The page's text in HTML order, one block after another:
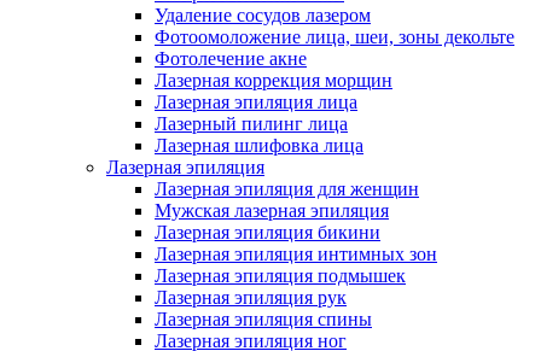
Удаление сосудов лазером
Фотоомоложение лица, шеи, зоны декольте
Фотолечение акне
Лазерная коррекция морщин
Лазерная эпиляция лица
Лазерный пилинг лица
Лазерная шлифовка лица
Лазерная эпиляция
Лазерная эпиляция для женщин
Мужская лазерная эпиляция
Лазерная эпиляция бикини
Лазерная эпиляция интимных зон
Лазерная эпиляция подмышек
Лазерная эпиляция рук
Лазерная эпиляция спины
Лазерная эпиляция ног